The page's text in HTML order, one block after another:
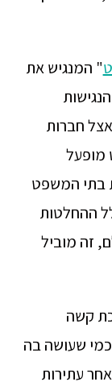
" המנגיש את
חברות
מופעל
בתי המשפט
ההחלטות
זה מוביל
קשה
שעושה בה
עתירות